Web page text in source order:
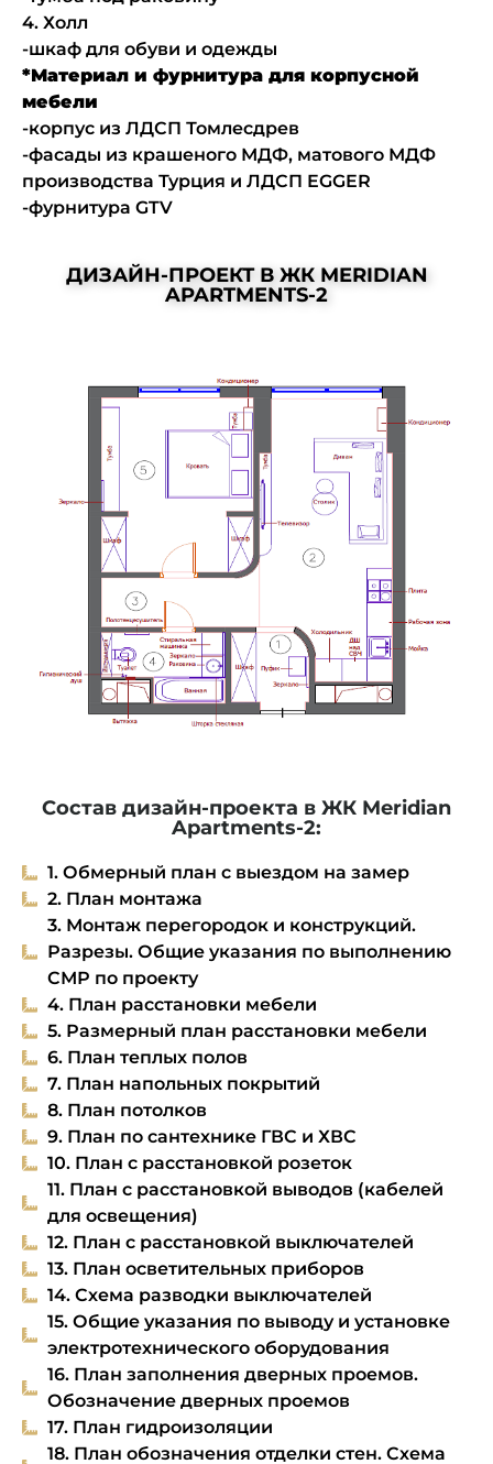
4. Холл
-шкаф для обуви и одежды
*Материал и фурнитура для корпусной
мебели
-корпус из ЛДСП Томлесдрев
-фасады из крашеного МДФ, матового МДФ
производства Турция и ЛДСП EGGER
-фурнитура GTV
ДИЗАЙН-ПРОЕКТ В ЖК MERIDIAN
APARTMENTS-2
Состав дизайн-проекта в ЖК Meridian
Apartments-2:
1. Обмерный план с выездом на замер
2. План монтажа
3. Монтаж перегородок и конструкций.
Разрезы. Общие указания по выполнению
СМР по проекту
4. План расстановки мебели
5. Размерный план расстановки мебели
6. План теплых полов
7. План напольных покрытий
8. План потолков
9. План по сантехнике ГВС и ХВС
10. План с расстановкой розеток
11. План с расстановкой выводов (кабелей
для освещения)
12. План с расстановкой выключателей
13. План осветительных приборов
14. Схема разводки выключателей
15. Общие указания по выводу и установке
электротехнического оборудования
16. План заполнения дверных проемов.
Обозначение дверных проемов
17. План гидроизоляции
18. План обозначения отделки стен. Схема